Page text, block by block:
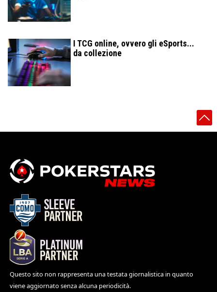
I TCG online, ovvero gli eSports...
da collezione
Questo sito non rappresenta una testata giornalistica in quanto
viene aggiornato senza alcuna periodicità.